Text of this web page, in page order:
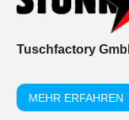
Tuschfactory
MEHR ERFAHREN